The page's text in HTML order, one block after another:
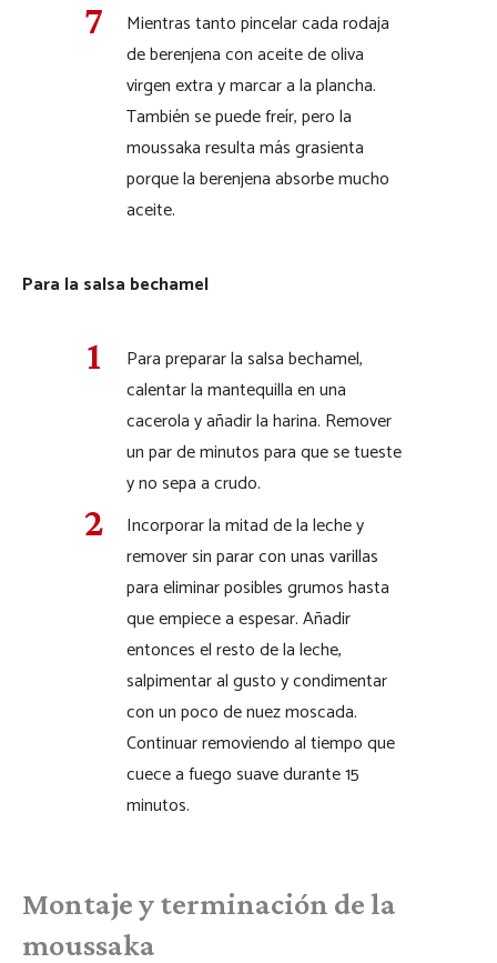
Mientras tanto pincelar cada rodaja
de berenjena con aceite de oliva
virgen extra y marcar a la plancha.
También se puede freír, pero la
moussaka resulta más grasienta
porque la berenjena absorbe mucho
aceite.
Para la salsa bechamel
Para preparar la salsa bechamel,
calentar la mantequilla en una
cacerola y añadir la harina. Remover
un par de minutos para que se tueste
y no sepa a crudo.
Incorporar la mitad de la leche y
remover sin parar con unas varillas
para eliminar posibles grumos hasta
que empiece a espesar. Añadir
entonces el resto de la leche,
salpimentar al gusto y condimentar
con un poco de nuez moscada.
Continuar removiendo al tiempo que
cuece a fuego suave durante 15
minutos.
Montaje y terminación de la
moussaka